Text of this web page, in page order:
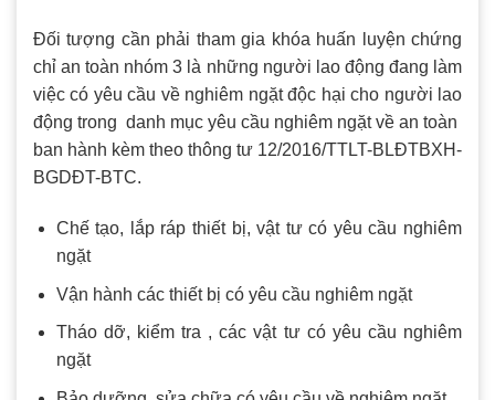
Đối tượng cần phải tham gia khóa huấn luyện chứng
chỉ an toàn nhóm 3 là những người lao động đang làm
việc có yêu cầu về nghiêm ngặt độc hại cho người lao
động trong danh mục yêu cầu nghiêm ngặt về an toàn
ban hành kèm theo thông tư 12/2016/TTLT-BLĐTBXH-
BGDĐT-BTC.
Chế tạo, lắp ráp thiết bị, vật tư có yêu cầu nghiêm
ngặt
Vận hành các thiết bị có yêu cầu nghiêm ngặt
Tháo dỡ, kiểm tra , các vật tư có yêu cầu nghiêm
ngặt